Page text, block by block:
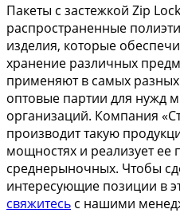
Пакеты с застежкой Zip
распространенные
изделия, которые
хранение различных
применяют в самых разных
оптовые партии для нужд
организаций. Компания
производит такую
мощностях и реализует
среднерыночных. Чтобы
интересующие позиции в
свяжитесь с нашими